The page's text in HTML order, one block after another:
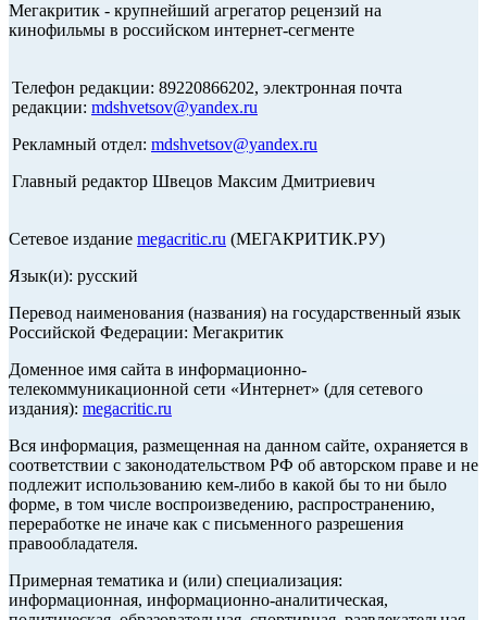
Мегакритик - крупнейший агрегатор рецензий на
кинофильмы в российском интернет-сегменте
Телефон редакции: 89220866202, электронная почта
редакции: mdshvetsov@yandex.ru
Рекламный отдел: mdshvetsov@yandex.ru
Главный редактор Швецов Максим Дмитриевич
Сетевое издание megacritic.ru (МЕГАКРИТИК.РУ)
Язык(и): русский
Перевод наименования (названия) на государственный язык
Российской Федерации: Мегакритик
Доменное имя сайта в информационно-
телекоммуникационной сети «Интернет» (для сетевого
издания): megacritic.ru
Вся информация, размещенная на данном сайте, охраняется в
соответствии с законодательством РФ об авторском праве и не
подлежит использованию кем-либо в какой бы то ни было
форме, в том числе воспроизведению, распространению,
переработке не иначе как с письменного разрешения
правообладателя.
Примерная тематика и (или) специализация:
информационная, информационно-аналитическая,